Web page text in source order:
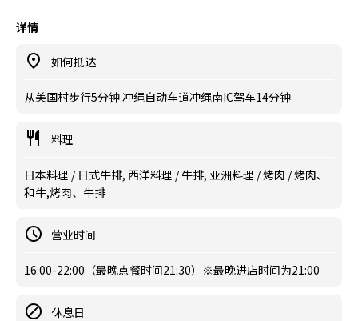
详情
如何抵达
从美国村步行5分钟 冲绳自动车道冲绳南IC驾车14分钟
料理
日本料理 / 日式牛排, 西洋料理 / 牛排, 亚洲料理 / 烤肉 / 烤肉、
和牛,烤肉、牛排
营业时间
16:00-22:00（最晚点餐时间21:30）※最晚进店时间为21:00
休息日